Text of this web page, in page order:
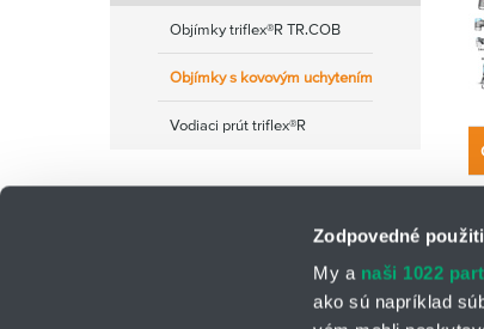
Zodpovedné
My a naši 1022
ako sú napríklad
Objímky triflex®R TR.COB
Objímky s kovovým uchytením
Vodiaci prút triflex®R